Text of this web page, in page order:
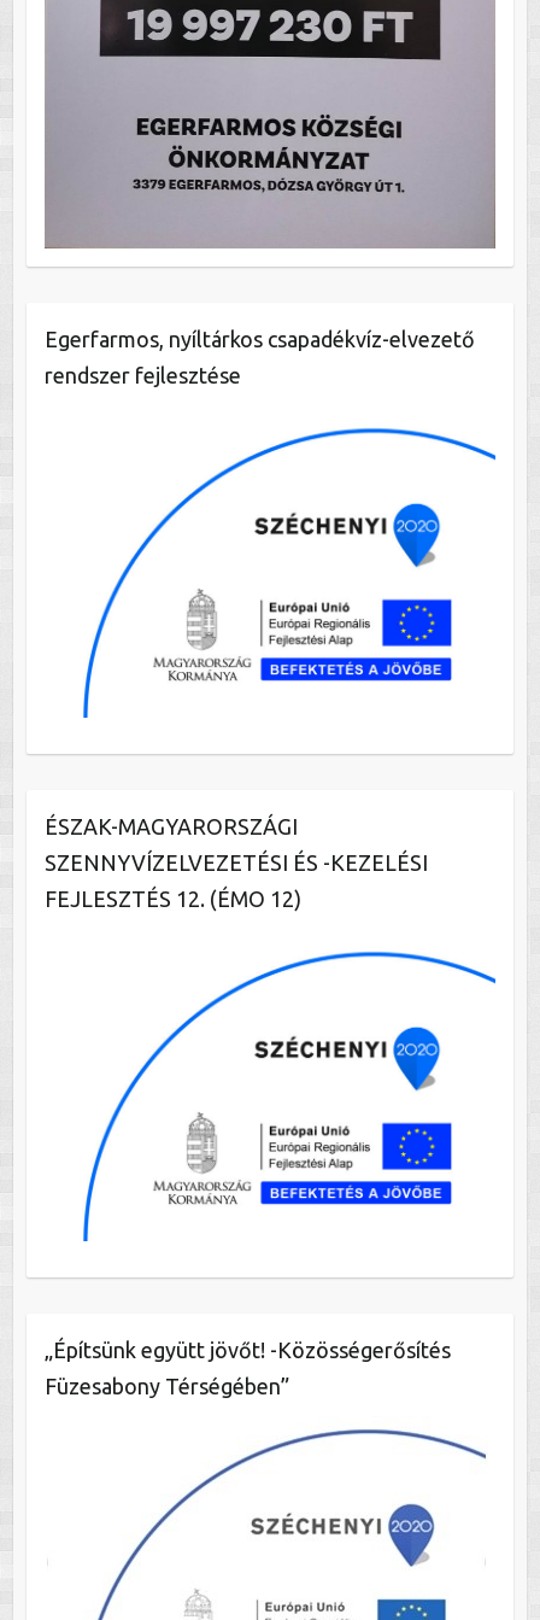
Egerfarmos, nyíltárkos csapadékvíz-elvezető
rendszer fejlesztése
ÉSZAK-MAGYARORSZÁGI
SZENNYVÍZELVEZETÉSI ÉS -KEZELÉSI
FEJLESZTÉS 12. (ÉMO 12)
„Építsünk együtt jövőt! -Közösségerősítés
Füzesabony Térségében”